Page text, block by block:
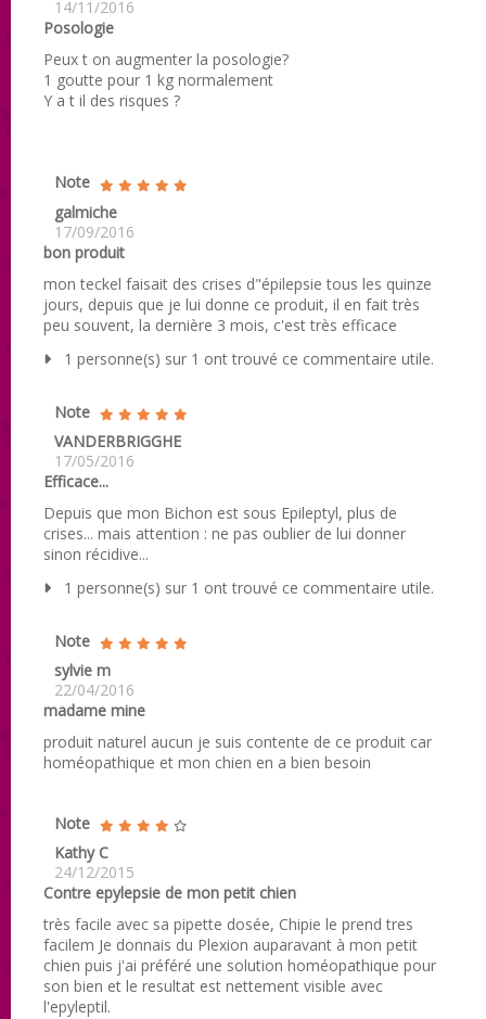
14/11/2016
Posologie
Peux t on augmenter la posologie?
1 goutte pour 1 kg normalement
Y a t il des risques ?
Note
galmiche
17/09/2016
bon produit
mon teckel faisait des crises d"épilepsie tous les quinze
jours, depuis que je lui donne ce produit, il en fait très
peu souvent, la dernière 3 mois, c'est très efficace
1 personne(s) sur 1 ont trouvé ce commentaire utile.
Note
VANDERBRIGGHE
17/05/2016
Efficace...
Depuis que mon Bichon est sous Epileptyl, plus de
crises... mais attention : ne pas oublier de lui donner
sinon récidive...
1 personne(s) sur 1 ont trouvé ce commentaire utile.
Note
sylvie m
22/04/2016
madame mine
produit naturel aucun je suis contente de ce produit car
homéopathique et mon chien en a bien besoin
Note
Kathy C
24/12/2015
Contre epylepsie de mon petit chien
très facile avec sa pipette dosée, Chipie le prend tres
facilem Je donnais du Plexion auparavant à mon petit
chien puis j'ai préféré une solution homéopathique pour
son bien et le resultat est nettement visible avec
l'epyleptil.